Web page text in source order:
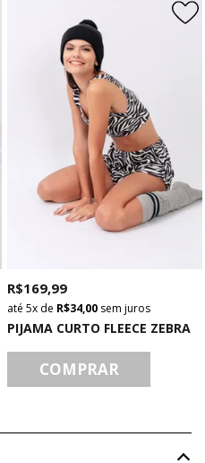
PIJAMA CURTO FLEECE ZEBRA
R$ 169,99
5x de R$ 34,00 sem juros
COMPRAR